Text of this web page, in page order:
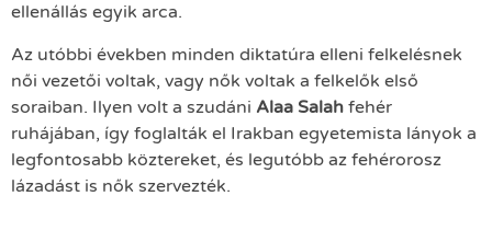
ellenállás egyik arca.
Az utóbbi években minden diktatúra elleni felkelésnek
női vezetői voltak, vagy nők voltak a felkelők első
soraiban. Ilyen volt a szudáni Alaa Salah fehér
ruhájában, így foglalták el Irakban egyetemista lányok a
legfontosabb köztereket, és legutóbb az fehérorosz
lázadást is nők szervezték.